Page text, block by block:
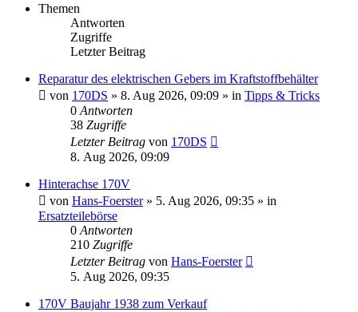
Themen
Antworten
Zugriffe
Letzter Beitrag
Reparatur des elektrischen Gebers im Kraftstoffbehälter
von 170DS » 8. Aug 2026, 09:09 » in Tipps & Tricks
0 Antworten
38 Zugriffe
Letzter Beitrag von 170DS
8. Aug 2026, 09:09
Hinterachse 170V
von Hans-Foerster» 5. Aug 2026, 09:35 » in
Ersatzteilebörse
0 Antworten
210 Zugriffe
Letzter Beitrag von Hans-Foerster
5. Aug 2026, 09:35
170V Baujahr 1938 zum Verkauf